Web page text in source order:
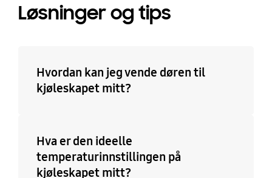
Løsninger og tips
Hvordan kan jeg vende døren til
kjøleskapet mitt?
Hva er den ideelle
temperaturinnstillingen på
kjøleskapet mitt?